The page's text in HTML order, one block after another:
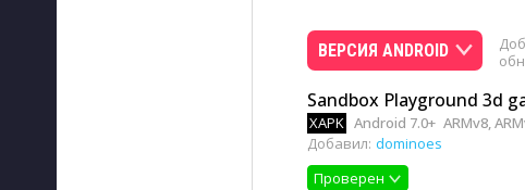
ВЕРСИЯ ANDROID
Sandbox Playground 3d
XAPK Android 7.0+ ARMv8,
Добавил: dominoes
Проверен